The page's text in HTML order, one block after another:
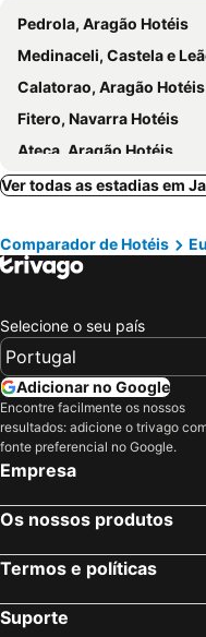
Pedrola, Aragão Hotéis
Medinaceli, Castela e Leão
Calatorao, Aragão Hotéis
Fitero, Navarra Hotéis
Ateca, Aragão Hotéis
La Muela, Aragão Hotéis
Arcos de Jalón, Castela e Leão
Atienza, Castela-La Mancha
Saragoça, Aragão Hotéis
Huesca, Aragão Hotéis
Tudela, Navarra Hotéis
Cuarte de Huerva, Aragão
Andorra, Aragão Hotéis
Sevilha, Andaluzia Hotéis
Vigo, Galiza Hotéis
Ver todas as estadias em
Comparador de Hotéis
Selecione o seu país
Adicionar no Google
Encontre facilmente os nossos
resultados: adicione o trivago
fonte preferencial no Google.
Empresa
Os nossos produtos
Termos e políticas
Suporte